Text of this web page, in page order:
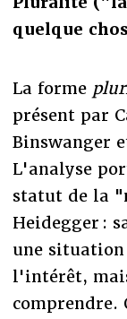
quelque
La forme
présent par
Binswanger
L'analyse
statut de la
Heidegger :
une
l'intérêt,